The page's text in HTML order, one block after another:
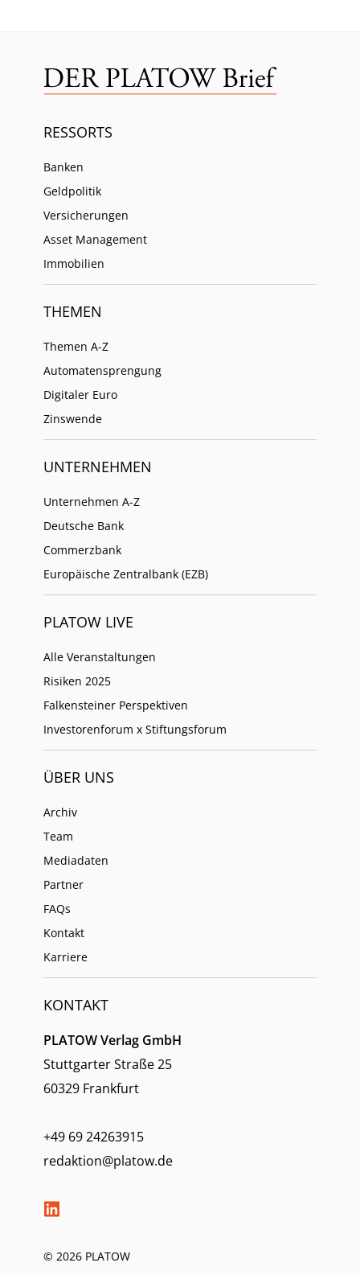
RESSORTS
Banken
Geldpolitik
Versicherungen
Asset Management
Immobilien
THEMEN
Themen A-Z
Automatensprengung
Digitaler Euro
Zinswende
UNTERNEHMEN
Unternehmen A-Z
Deutsche Bank
Commerzbank
Europäische Zentralbank (EZB)
PLATOW LIVE
Alle Veranstaltungen
Risiken 2025
Falkensteiner Perspektiven
Investorenforum x Stiftungsforum
ÜBER UNS
Archiv
Team
Mediadaten
Partner
FAQs
Kontakt
Karriere
KONTAKT
PLATOW Verlag GmbH
Stuttgarter Straße 25
60329 Frankfurt
+49 69 24263915
redaktion@platow.de
© 2026 PLATOW